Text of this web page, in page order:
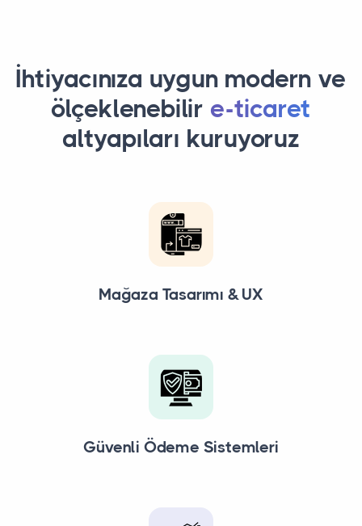
İhtiyacınıza uygun modern ve
ölçeklenebilir e-ticaret
altyapıları kuruyoruz
Mağaza Tasarımı & UX
Güvenli Ödeme Sistemleri